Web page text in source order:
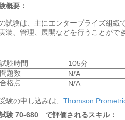
概要：
試験は、主にエンタープライズ組
装、管理、展開などを行うことがで
試験時間
105分
問題数
N/A
合格点
N/A
験の申し込みは、 Thomson
験 70-680 で評価されるスキル：